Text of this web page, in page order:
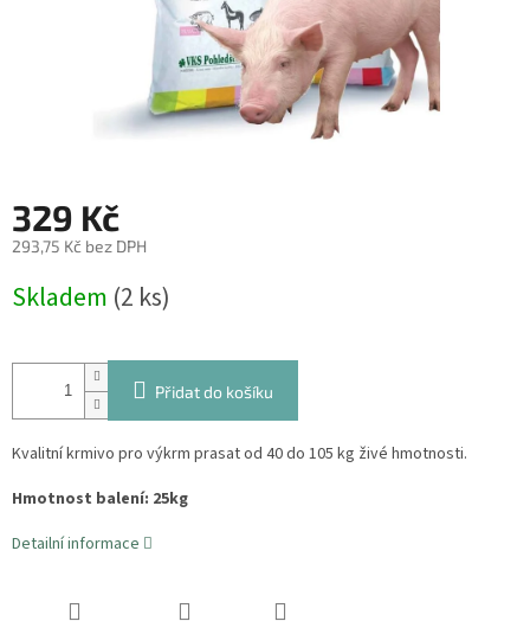
329 Kč
293,75 Kč bez DPH
cena:
Skladem (2 ks)
Přidat do košíku
Kvalitní krmivo pro výkrm prasat od 40 do 105 kg živé hmotnosti.
Hmotnost balení: 25kg
Detailní informace